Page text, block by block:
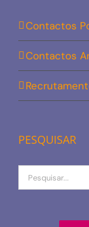
Contactos
Contactos
PESQUISAR
Procurar
por